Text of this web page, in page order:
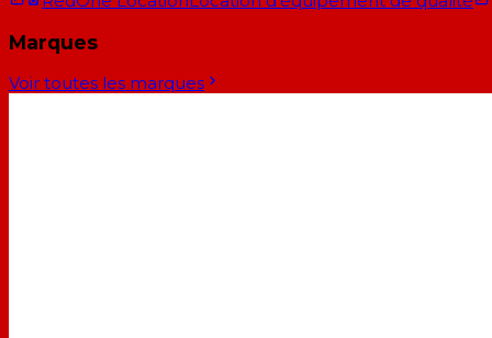
Marques
Voir toutes les marques